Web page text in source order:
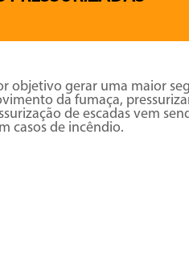
objetivo gerar uma maior
da fumaça,
de escadas vem
casos de incêndio.